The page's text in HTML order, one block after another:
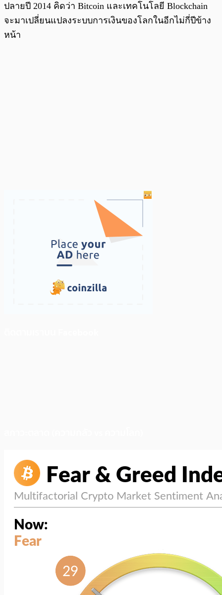
ปลายปี 2014 คิดว่า Bitcoin และเทคโนโลยี Blockchain
จะมาเปลี่ยนแปลงระบบการเงินของโลกในอีกไม่กี่ปีข้าง
หน้า